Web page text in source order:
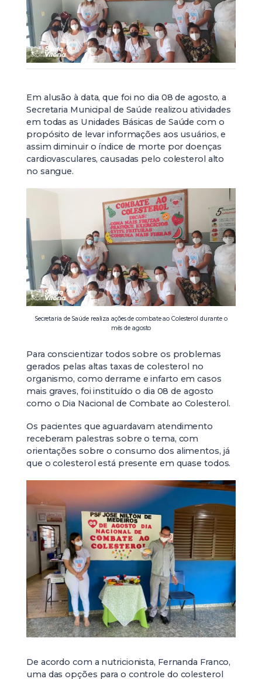
Em alusão à data, que foi no dia 08 de agosto, a
Secretaria Municipal de Saúde realizou atividades
em todas as Unidades Básicas de Saúde com o
propósito de levar informações aos usuários, e
assim diminuir o índice de morte por doenças
cardiovasculares, causadas pelo colesterol alto
no sangue.
Secretaria de Saúde realiza ações de combate ao Colesterol durante o
mês de agosto
Para conscientizar todos sobre os problemas
gerados pelas altas taxas de colesterol no
organismo, como derrame e infarto em casos
mais graves, foi instituído o dia 08 de agosto
como o Dia Nacional de Combate ao Colesterol.
Os pacientes que aguardavam atendimento
receberam palestras sobre o tema, com
orientações sobre o consumo dos alimentos, já
que o colesterol está presente em quase todos.
De acordo com a nutricionista, Fernanda Franco,
uma das opções para o controle do colesterol